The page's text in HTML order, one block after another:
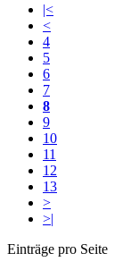
|<
<
4
5
6
7
8
9
10
11
12
13
>
>|
Einträge pro Seite